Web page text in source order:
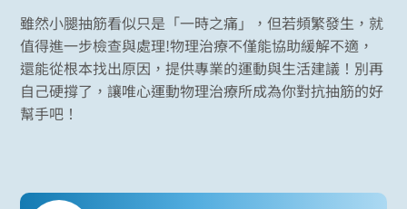
雖然小腿抽筋看似只是「一時之痛」，但若頻繁發生，就
值得進一步檢查與處理!物理治療不僅能協助緩解不適，
還能從根本找出原因，提供專業的運動與生活建議！別再
自己硬撐了，讓唯心運動物理治療所成為你對抗抽筋的好
幫手吧！